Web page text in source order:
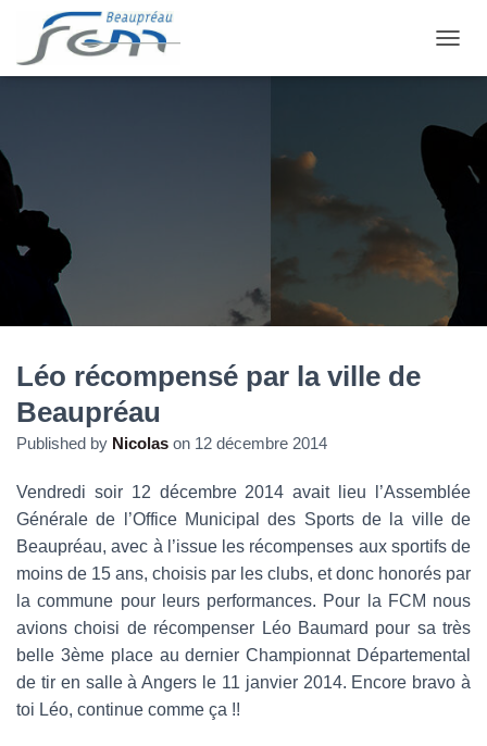
Léo récompensé par la ville de
Beaupréau
Published by Nicolas on 12 décembre 2014
Vendredi soir 12 décembre 2014 avait lieu l’Assemblée
Générale de l’Office Municipal des Sports de la ville de
Beaupréau, avec à l’issue les récompenses aux sportifs de
moins de 15 ans, choisis par les clubs, et donc honorés par
la commune pour leurs performances. Pour la FCM nous
avions choisi de récompenser Léo Baumard pour sa très
belle 3ème place au dernier Championnat Départemental
de tir en salle à Angers le 11 janvier 2014. Encore bravo à
toi Léo, continue comme ça !!